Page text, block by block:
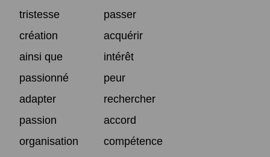
tristesse
passer
création
acquérir
ainsi que
intérêt
passionné
peur
adapter
rechercher
passion
accord
organisation
compétence